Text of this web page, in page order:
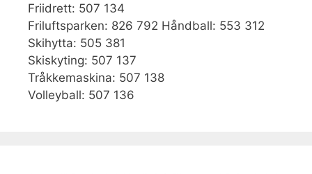
Friidrett: 507 134
Friluftsparken: 826 792 Håndball: 553 312
Skihytta: 505 381
Skiskyting: 507 137
Tråkkemaskina: 507 138
Volleyball: 507 136